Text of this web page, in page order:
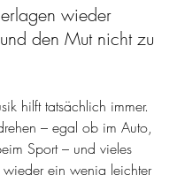
wieder
den Mut nicht zu
hilft tatsächlich immer.
– egal ob im Auto,
Sport – und vieles
wieder ein wenig leichter